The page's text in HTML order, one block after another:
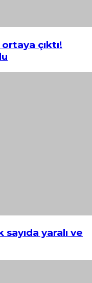
çıktı!
sayıda yaralı ve